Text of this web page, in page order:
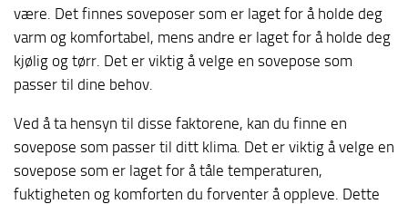
være. Det finnes soveposer som er laget for å holde deg
varm og komfortabel, mens andre er laget for å holde deg
kjølig og tørr. Det er viktig å velge en sovepose som
passer til dine behov.
Ved å ta hensyn til disse faktorene, kan du finne en
sovepose som passer til ditt klima. Det er viktig å velge en
sovepose som er laget for å tåle temperaturen,
fuktigheten og komforten du forventer å oppleve. Dette